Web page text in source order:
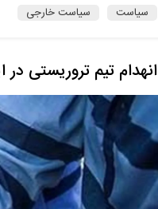
سیاست سیاست خارجی
انهدام تیم تروریستی